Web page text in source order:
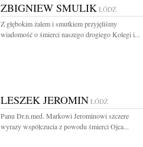
ZBIGNIEW SMULIK ŁÓDŹ
Z głębokim żalem i smutkiem przyjęliśmy
wiadomość o śmierci naszego drogiego Kolegi i...
LESZEK JEROMIN ŁÓDŹ
Panu Dr.n.med. Markowi Jerominowi szczere
wyrazy współczucia z powodu śmierci Ojca...